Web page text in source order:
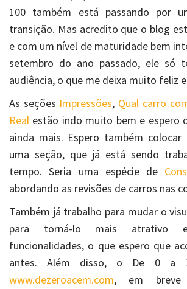
100 também está passando por
transição. Mas acredito que o blog
e com um nível de maturidade bem
setembro do ano passado, ele só
audiência, o que me deixa muito feliz
As seções Impressões, Qual carro
Real estão indo muito bem e espero
ainda mais. Espero também
uma seção, que já está sendo
tempo. Seria uma espécie de
abordando as revisões de carros nas
Também já trabalho para mudar o
para torná-lo mais atrativo
funcionalidades, o que espero que
antes. Além disso, o De 0 a
www.dezeroacem.com, em breve